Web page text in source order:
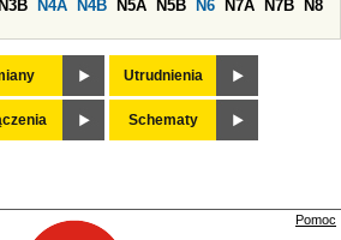
N3B N4A N4B N5A N5B N6 N7A N7B
N8
Utrudnienia
Schematy
Pomoc